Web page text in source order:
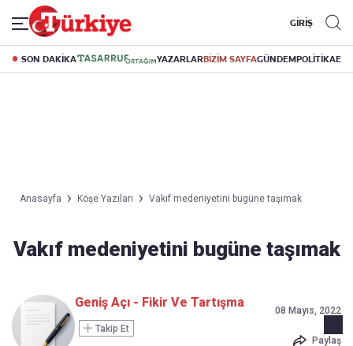
GİRİŞ
SON DAKİKA YAZARLARBİZİM SAYFAGÜNDEMPOLİTİKA
Anasayfa Köşe Yazıları Vakıf medeniyetini bugüne taşımak
Vakıf medeniyetini bugüne taşımak
Geniş Açı - Fikir Ve Tartışma
Takip Et
08 Mayıs, 2022
Paylaş